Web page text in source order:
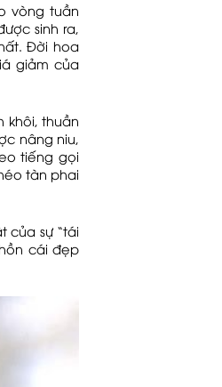
vòng tuần
sinh ra,
Đời hoa
giảm của
khôi, thuần
nâng niu,
tiếng gọi
tàn phai
của sự “tái
cái đẹp